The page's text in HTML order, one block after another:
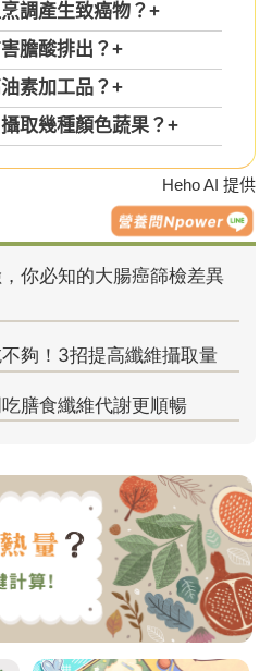
調產生致癌物？+
膽酸排出？+
素加工品？+
取幾種顏色蔬果？+
Heho AI 提供